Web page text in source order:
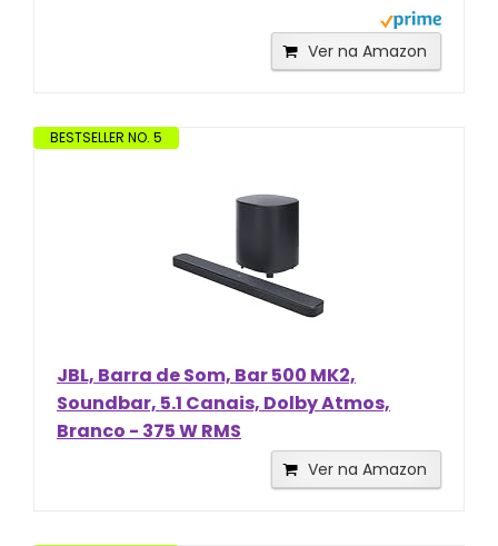
Ver na Amazon
BESTSELLER NO. 5
JBL, Barra de Som, Bar 500 MK2,
Soundbar, 5.1 Canais, Dolby Atmos,
Branco - 375 W RMS
Ver na Amazon